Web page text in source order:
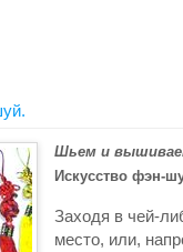
Шьем и
Искусство фэн-
Заходя в чей-
место, или,